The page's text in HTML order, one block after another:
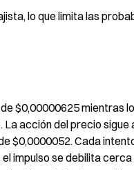
lo que limita las
$0,00000625 mientras
acción del precio
$0,0000052. Cada
impulso se debilita